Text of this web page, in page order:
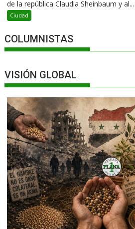
de la república Claudia Sheinbaum y al...
Ciudad
COLUMNISTAS
VISIÓN GLOBAL